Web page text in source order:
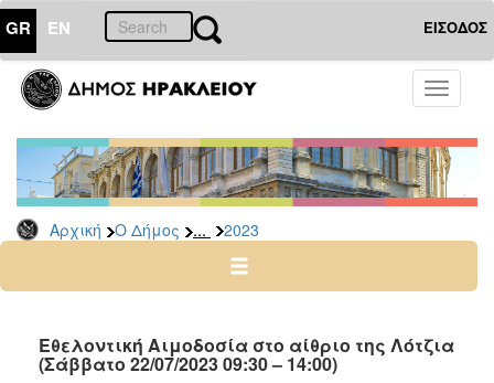
GR EN ΕΙΣΟΔΟΣ
Toggle
Αρχική Ο Δήμος ... 2023
ΔΗΜΟΣ
Δελτία
Τύπου
Αρχείο
2026
2024
2022
Εθελοντική Αιμοδοσία στο αίθριο της Λότζια
(Σάββατο 22/07/2023 09:30 – 14:00)